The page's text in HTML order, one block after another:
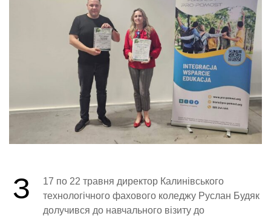
З
17 по 22 травня директор Калинівського
технологічного фахового коледжу Руслан Будяк
долучився до навчального візиту до